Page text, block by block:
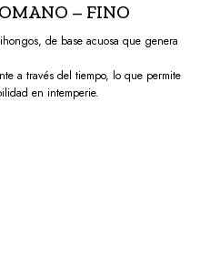
– FINO
de base acuosa que genera
a través del tiempo, lo que permite
en intemperie.